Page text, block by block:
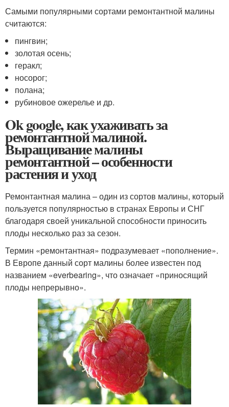
Самыми популярными сортами ремонтантной малины
считаются:
пингвин;
золотая осень;
геракл;
носорог;
полана;
рубиновое ожерелье и др.
Ok google, как ухаживать за
ремонтантной малиной.
Выращивание малины
ремонтантной – особенности
растения и уход
Ремонтантная малина – один из сортов малины, который
пользуется популярностью в странах Европы и СНГ
благодаря своей уникальной способности приносить
плоды несколько раз за сезон.
Термин «ремонтантная» подразумевает «пополнение».
В Европе данный сорт малины более известен под
названием «everbearing», что означает «приносящий
плоды непрерывно».